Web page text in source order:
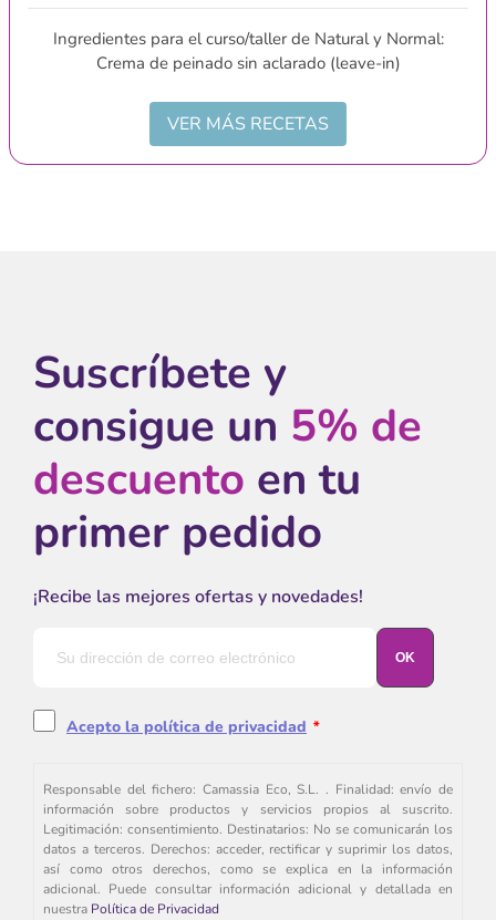
Ingredientes para el curso/taller de Natural y Normal:
Crema de peinado sin aclarado (leave-in)
VER MÁS RECETAS
Suscríbete y
consigue un 5% de
descuento en tu
primer pedido
¡Recibe las mejores ofertas y novedades!
Acepto la política de privacidad *
Responsable del fichero: Camassia Eco, S.L. . Finalidad: envío de
información sobre productos y servicios propios al suscrito.
Legitimación: consentimiento. Destinatarios: No se comunicarán los
datos a terceros. Derechos: acceder, rectificar y suprimir los datos,
así como otros derechos, como se explica en la información
adicional. Puede consultar información adicional y detallada en
nuestra Política de Privacidad